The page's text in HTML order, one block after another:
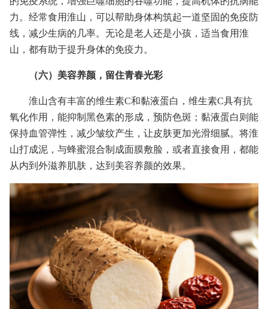
力。经常食用淮山，可以帮助身体构筑起一道坚固的免疫防
线，减少生病的几率。无论是老人还是小孩，适当食用淮
山，都有助于提升身体的免疫力。
（六）美容养颜，留住青春光彩
淮山含有丰富的维生素C和黏液蛋白，维生素C具有抗
氧化作用，能抑制黑色素的形成，预防色斑；黏液蛋白则能
保持血管弹性，减少皱纹产生，让皮肤更加光滑细腻。将淮
山打成泥，与蜂蜜混合制成面膜敷脸，或者直接食用，都能
从内到外滋养肌肤，达到美容养颜的效果。